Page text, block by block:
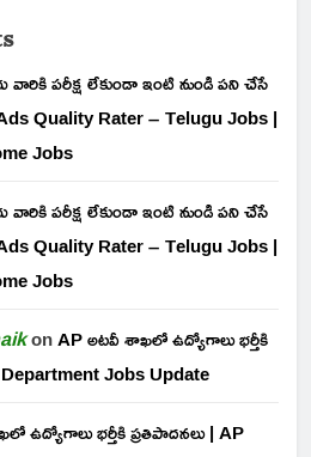
వారికి పరీక్ష లేకుండా ఇంటి నుండి పని చేసే
Quality Rater – Telugu Jobs |
Jobs
వారికి పరీక్ష లేకుండా ఇంటి నుండి పని చేసే
Quality Rater – Telugu Jobs |
Jobs
onAP అటవీ శాఖలో ఉద్యోగాలు భర్తీకి
Jobs Update
ఉద్యోగాలు భర్తీకి ప్రతిపాదనలు | AP